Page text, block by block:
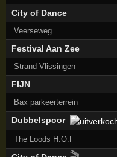
City of Dance
Veerseweg
Festival Aan Zee
Strand Vlissingen
FIJN
Bax parkeerterrein
Dubbelspoor
The Loods H.O.F